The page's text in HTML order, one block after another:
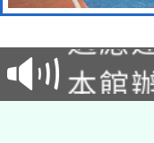
招)
適應
本館